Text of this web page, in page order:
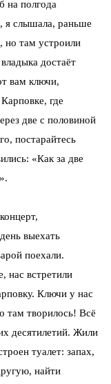
на полгода
я слышала, раньше
но там устроили
достаёт
вам ключи,
где
две с половиной
постарайтесь
«Как за две
выехать
поехали.
нас встретили
Ключи у нас
там творилось! Всё
десятилетий. Жили
туалет: запах,
найти